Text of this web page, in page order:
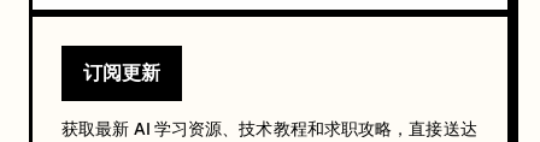
订阅更新
获取最新 AI 学习资源、技术教程和求职攻略，直接送达